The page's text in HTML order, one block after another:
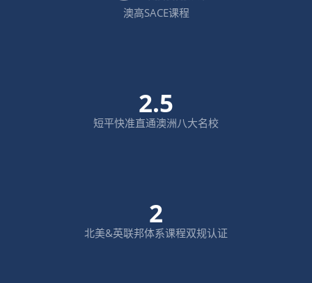
澳高SACE课程
2.5
短平快准直通澳洲八大名校
2
北美&英联邦体系课程双规认证